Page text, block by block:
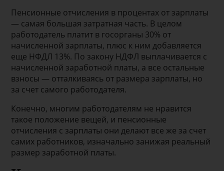
Пенсионные отчисления в процентах от зарплаты
— самая большая затратная часть. В целом
работодатель платит в госорганы 30% от
начисленной зарплаты, плюс к ним добавляется
еще НФДЛ 13%. По закону НДФЛ выплачивается с
начисленной заработной платы, а все остальные
взносы — отталкиваясь от размера зарплаты, но
за счет самого работодателя.
Конечно, многим работодателям не нравится
такое положение вещей, и пенсионные
отчисления с зарплаты они делают все же за счет
самих работников, изначально занижая реальный
размер заработной платы.